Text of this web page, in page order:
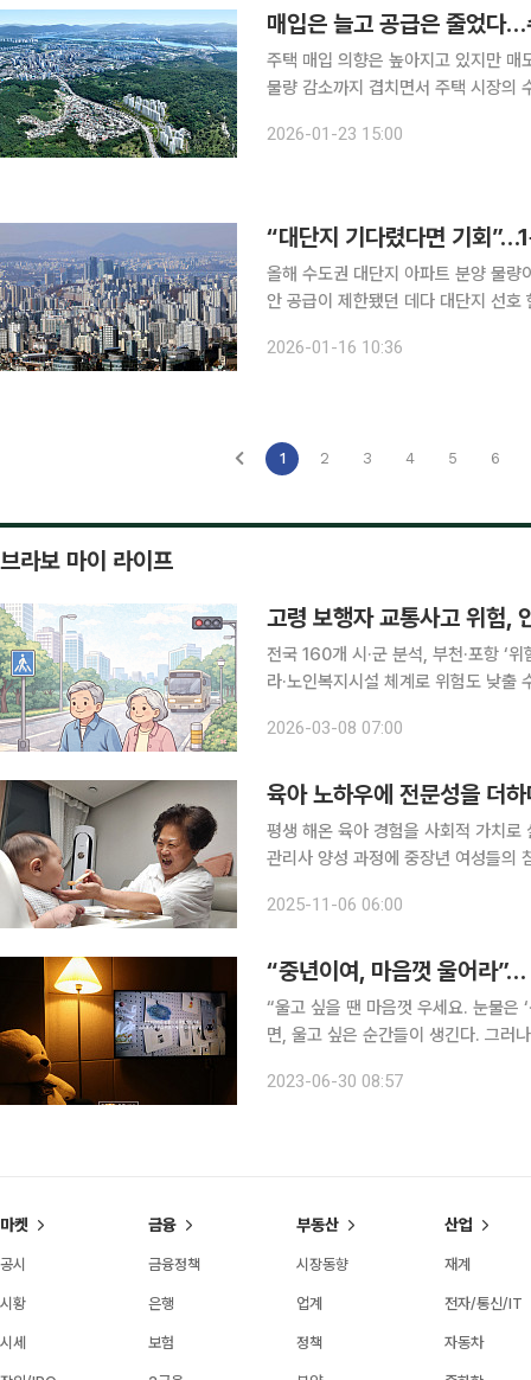
매입은 늘고 공급은 줄었다…
주택 매입 의향은 높아지고 있지만 매
물량 감소까지 겹치면서 주택 시장의
2023년 19만5310가구였던 수도권
2026-01-23 15:00
“대단지 기다렸다면 기회
올해 수도권 대단지 아파트 분양 물량
안 공급이 제한됐던 데다 대단지 선
수도권에서 분양 예정인 1000가구
2026-01-16 10:36
1 2 3 4 5 6
브라보 마이 라이프
고령 보행자 교통사고 위험,
전국 160개 시·군 분석, 부천·포항 ‘
라·노인복지시설 체계로 위험도 낮출 수 있어 고령 보행자 교통사고 위험은 교통량
통안전연구에 게재된 ‘고령 보행자 교
2026-03-08 07:00
육아 노하우에 전문성을 더
평생 해온 육아 경험을 사회적 가치로
관리사 양성 과정에 중장년 여성들의
2025-11-06 06:00
“중년이여, 마음껏 울어라”…
“울고 싶을 땐 마음껏 우세요. 눈물은
면, 울고 싶은 순간들이 생긴다. 그러
는 팀장이며, 가장인 경우가 많은 그
2023-06-30 08:57
마켓
공시
시황
시세
금융
금융정책
은행
보험
부동산
시장동향
업계
정책
산업
재계
전자/통신/IT
자동차